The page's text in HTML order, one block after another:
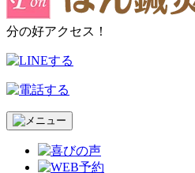
分の好アクセス！